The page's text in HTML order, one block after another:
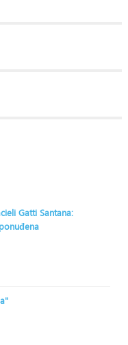
Gatti Santana: